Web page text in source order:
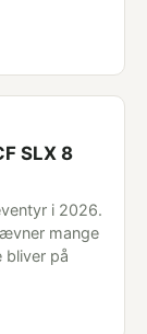
SLX 8
i 2026.
mange
bliver på